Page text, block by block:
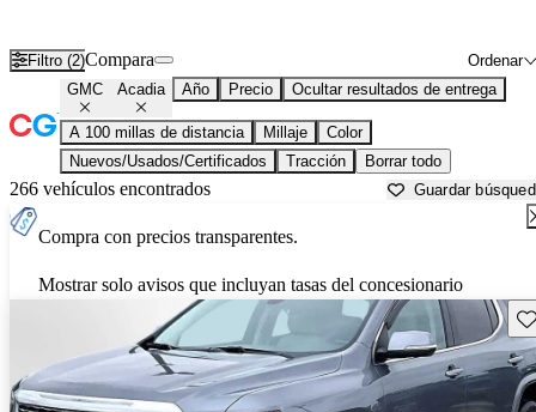
Filtro (2) Ordenar
Compara
GMC Acadia Año Precio Ocultar resultados de entrega
A 100 millas de distancia Millaje
Color
Nuevos/Usados/Certificados
Tracción Borrar todo
266 vehículos encontrados Guardar
Compra con precios transparentes.
Mostrar solo avisos que incluyan tasas del concesionario